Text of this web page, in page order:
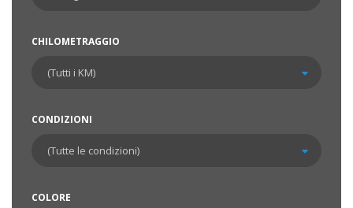
CHILOMETRAGGIO
CONDIZIONI
COLORE